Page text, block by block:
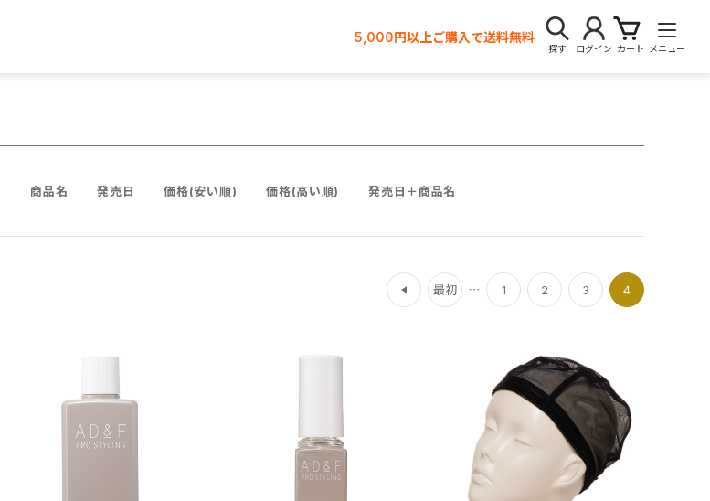
5,000円以上ご購入で送料無料
探す ログイン カート メニュー
商品名 発売日 価格(安い順) 価格(高い順) 発売日＋商品名
最初
前
1 2 3 4